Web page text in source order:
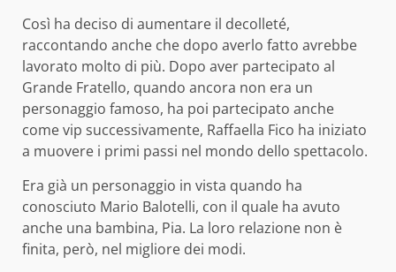
Così ha deciso di aumentare il decolleté,
raccontando anche che dopo averlo fatto avrebbe
lavorato molto di più. Dopo aver partecipato al
Grande Fratello, quando ancora non era un
personaggio famoso, ha poi partecipato anche
come vip successivamente, Raffaella Fico ha iniziato
a muovere i primi passi nel mondo dello spettacolo.
Era già un personaggio in vista quando ha
conosciuto Mario Balotelli, con il quale ha avuto
anche una bambina, Pia. La loro relazione non è
finita, però, nel migliore dei modi.